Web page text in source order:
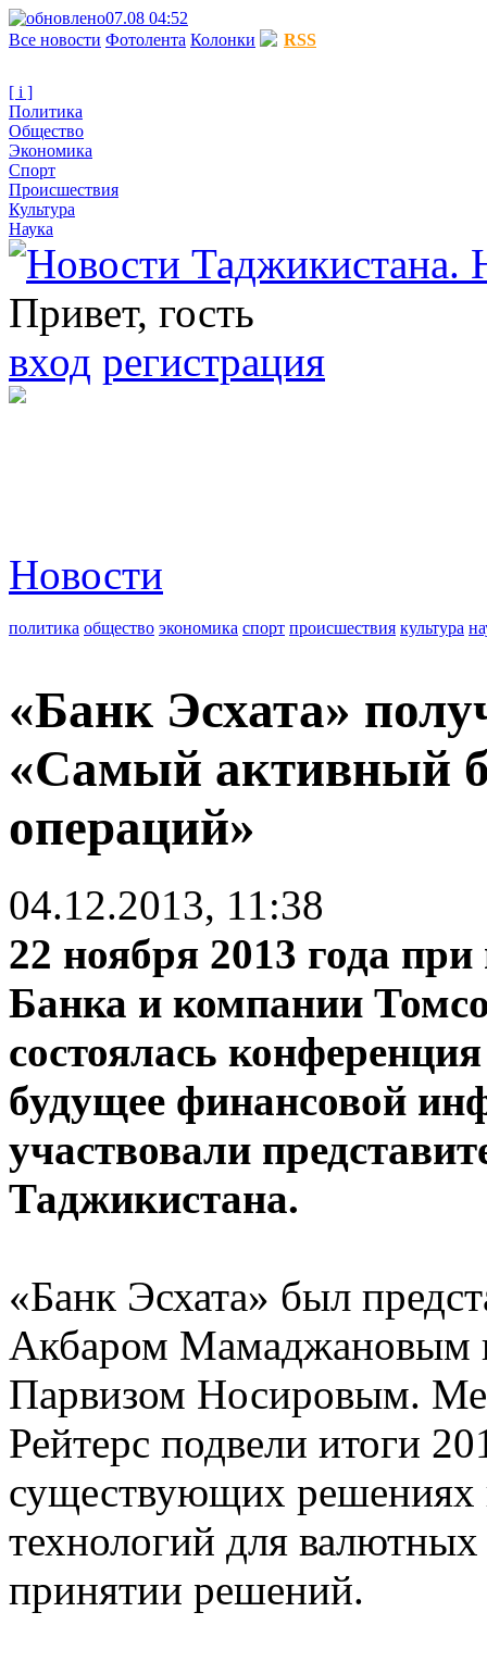
07.08 04:52
Все новости Фотолента Колонки RSS
[ i ]
Политика
Общество
Экономика
Спорт
Происшествия
Культура
Наука
Привет, гость
вход регистрация
Новости
политика общество экономика спорт происшествия культура
«Банк Эсхата»
«Самый активный
операций»
04.12.2013, 11:38
22 ноября 2013 года
Банка и компании
состоялась
будущее финансовой
участвовали
Таджикистана.
«Банк Эсхата» был
Акбаром Мамаджановым
Парвизом Носировым.
Рейтерс подвели итоги
существующих решениях
технологий для
принятии решений.